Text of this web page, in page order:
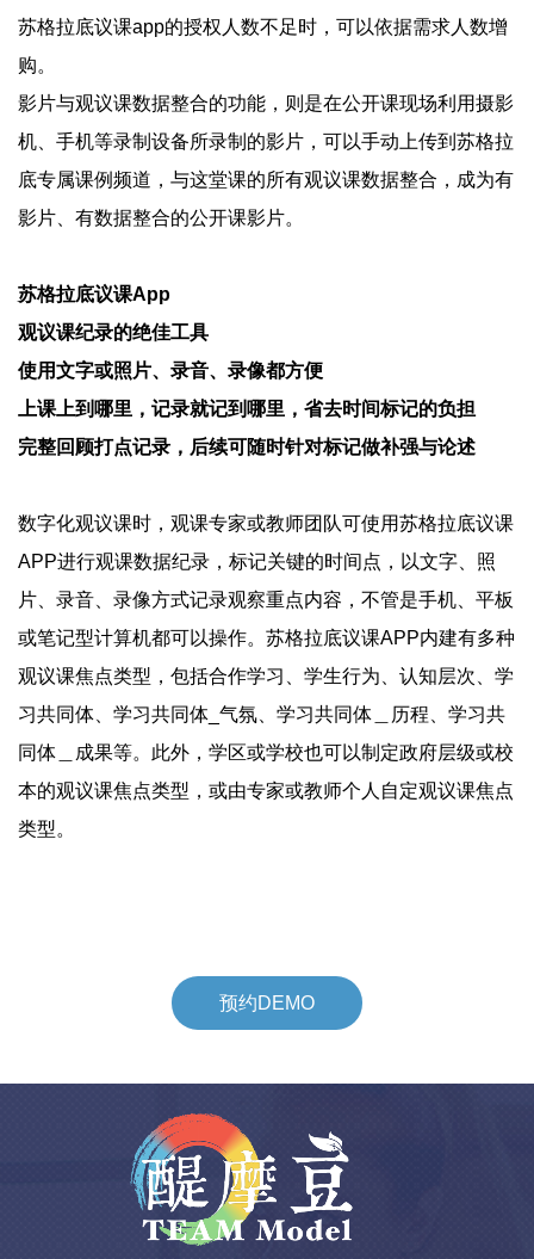
苏格拉底议课app的授权人数不足时，可以依据需求人数增
购。
影片与观议课数据整合的功能，则是在公开课现场利用摄影
机、手机等录制设备所录制的影片，可以手动上传到苏格拉
底专属课例频道，与这堂课的所有观议课数据整合，成为有
影片、有数据整合的公开课影片。
苏格拉底议课App
观议课纪录的绝佳工具
使用文字或照片、录音、录像都方便
上课上到哪里，记录就记到哪里，省去时间标记的负担
完整回顾打点记录，后续可随时针对标记做补强与论述
数字化观议课时，观课专家或教师团队可使用苏格拉底议课
APP进行观课数据纪录，标记关键的时间点，以文字、照
片、录音、录像方式记录观察重点内容，不管是手机、平板
或笔记型计算机都可以操作。苏格拉底议课APP内建有多种
观议课焦点类型，包括合作学习、学生行为、认知层次、学
习共同体、学习共同体_气氛、学习共同体＿历程、学习共
同体＿成果等。此外，学区或学校也可以制定政府层级或校
本的观议课焦点类型，或由专家或教师个人自定观议课焦点
类型。
预约DEMO